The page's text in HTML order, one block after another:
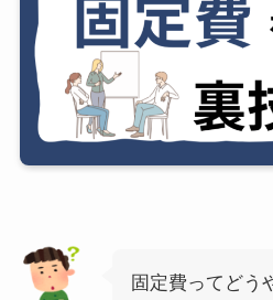
固定費ってどう